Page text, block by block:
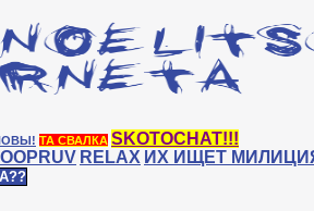
ТА СВАЛКА SKOTOCHAT!!!
RELAX ИХ ИЩЕТ